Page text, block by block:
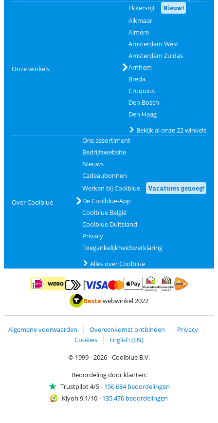
Onze winkels
Ekkersrijt Nieuw!
Alkmaar
Almere
Amsterdam West
Amsterdam Zuidas
Arnhem
Breda
Cruquius
Den Bosch
Den Haag
Bekijk al onze 22 winkels
Over Coolblue
Ons assortiment
Bedrijfswebsite
Nieuws
Cadeaubonnen
Werken bij Coolblue
Vacatures genoeg!
De Coolblue-App
Coolblue België
Coolblue Duitsland
Privacy
Toegankelijkheidsverklaring
Alles over Coolblue
Betalen met iDEAL | WeroBetalen met MasterCard en Visa via ClickToPay
Betalen met ApplePay
Thuiswinkel waarborg
Bestewebwinkel 2022
Algemene voorwaarden Overeenkomst ontbinden
Privacy
Cookies
English (EN)
© 1999 - 2026 - Coolblue B.V.
Beoordeling door klanten:
Trustpilot 4/5- 156.684 beoordelingen
Kiyoh 9.1/10- 135.476 beoordelingen